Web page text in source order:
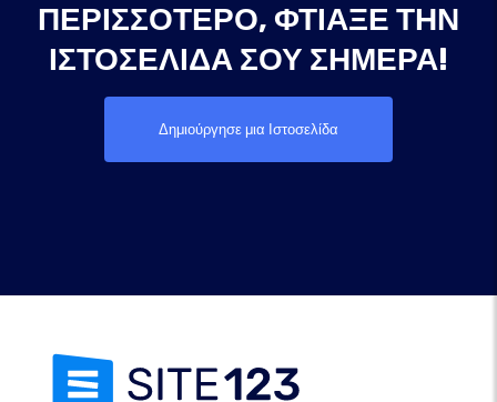
ΠΕΡΙΣΣΌΤΕΡΟ, ΦΤΙΆΞΕ ΤΗΝ
ΙΣΤΟΣΕΛΊΔΑ ΣΟΥ ΣΉΜΕΡΑ!
Δημιούργησε μια Ιστοσελίδα